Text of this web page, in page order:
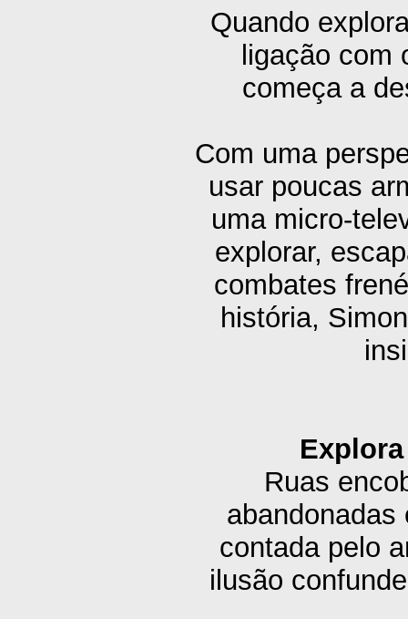
Quando
ligação
começa a
Com uma
usar poucas
uma micro-
explorar,
combates
história,
Ruas
contada pelo
ilusão